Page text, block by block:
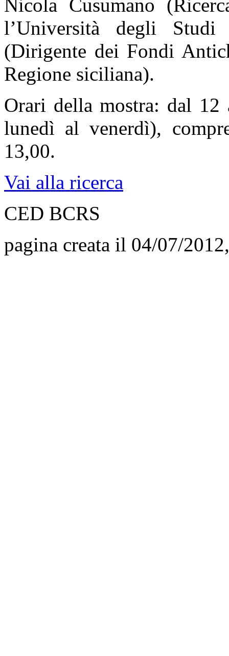
Nicola Cusumano
l’Università degli
(Dirigente dei Fondi
Regione siciliana).
Orari della mostra: dal
lunedì al venerdì),
13,00.
Vai alla ricerca
CED BCRS
pagina creata il 04/07/